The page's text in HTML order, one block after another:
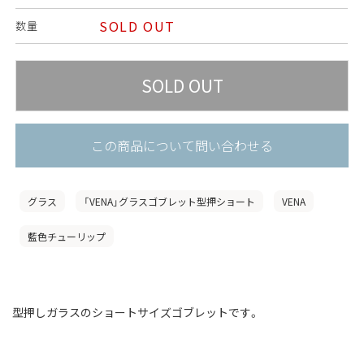
数量 SOLD OUT
この商品について問い合わせる
グラス 「VENA」グラスゴブレット型押ショート VENA
藍色チューリップ
型押しガラスのショートサイズゴブレットです。